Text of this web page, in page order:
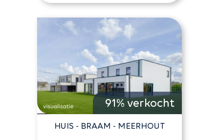
91% verkocht
HUIS - BRAAM - MEERHOUT